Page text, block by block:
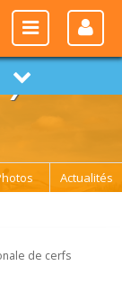
/
Actualités
de cerfs